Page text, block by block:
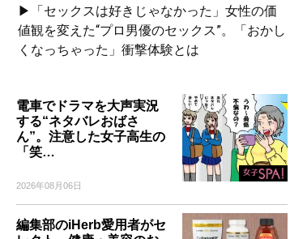
▶「セックスは好きじゃなかった」女性の価
値観を変えた“プロ男優のセックス”。「おかし
くなっちゃった」衝撃体験とは
電車でドラマを大声実況
する“ネタバレおばさ
ん”。注意した女子高生の
「笑…
2026年08月06日
編集部のiHerb愛用者がセ